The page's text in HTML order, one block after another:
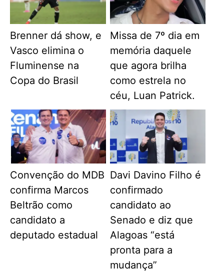
Brenner dá show, e
Vasco elimina o
Fluminense na
Copa do Brasil
Missa de 7º dia em
memória daquele
que agora brilha
como estrela no
céu, Luan Patrick.
Convenção do MDB
confirma Marcos
Beltrão como
candidato a
deputado estadual
Davi Davino Filho é
confirmado
candidato ao
Senado e diz que
Alagoas “está
pronta para a
mudança”